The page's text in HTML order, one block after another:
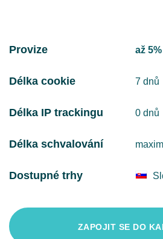
Provize až 5%
Délka cookie 7 dnů
Délka IP trackingu 0 dnů
Délka schvalování
Dostupné trhy
ZAPOJIT SE DO